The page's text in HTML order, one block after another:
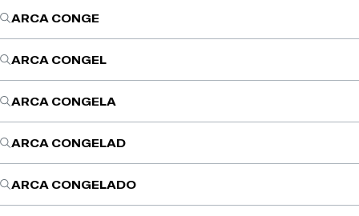
ARCA CONGE
ARCA CONGEL
ARCA CONGELA
ARCA CONGELAD
ARCA CONGELADO